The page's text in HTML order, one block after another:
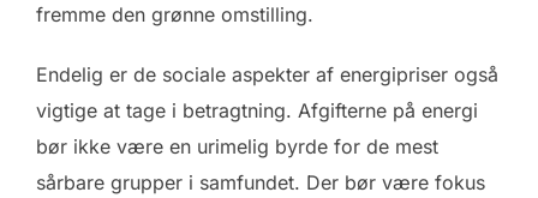
fremme den grønne omstilling.
Endelig er de sociale aspekter af energipriser også
vigtige at tage i betragtning. Afgifterne på energi
bør ikke være en urimelig byrde for de mest
sårbare grupper i samfundet. Der bør være fokus